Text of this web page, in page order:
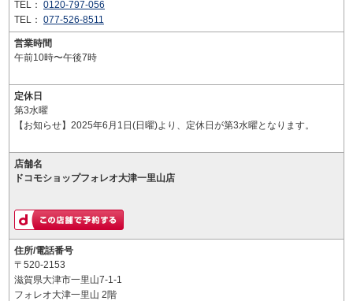
TEL： 0120-797-056
TEL： 077-526-8511
営業時間
午前10時〜午後7時
定休日
第3水曜
【お知らせ】2025年6月1日(日曜)より、定休日が第3水曜となります。
店舗名
ドコモショップフォレオ大津一里山店
住所/電話番号
〒520-2153
滋賀県大津市一里山7-1-1
フォレオ大津一里山 2階